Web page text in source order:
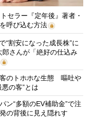
セラー『定年後』著者・
呼び込む方法
“割安になった成長株”に
さんが「絶好の仕込み
のトホホな生態 嘔吐や
の客”とは
ン“多額のEV補助金”で注
の背後に見え隠れす